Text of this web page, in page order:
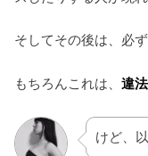
そしてその後は、必
もちろんこれは、違
けど、